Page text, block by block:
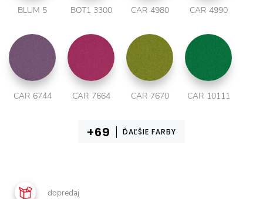
BLUM 5 BOT1 3300 CAR 4980 CAR 4990
CAR 6744 CAR 7664 CAR 7670 CAR 10111
ĎAĽŠIE FARBY
dopredaj